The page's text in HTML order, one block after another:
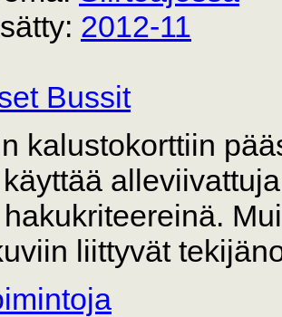
2012-11
Bussit
kalustokorttiin
liittyvät